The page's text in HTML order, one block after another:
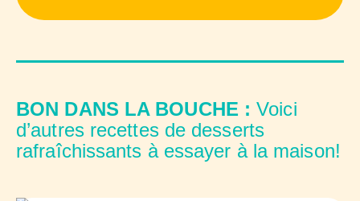
BON DANS LA BOUCHE : Voici
d’autres recettes de desserts
rafraîchissants à essayer à la maison!